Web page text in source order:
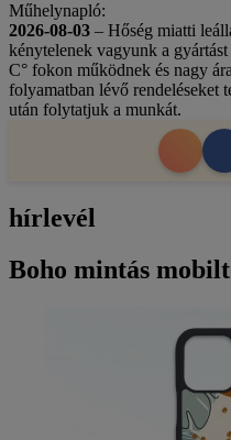
Műhelynapló:
2026-08-03 – Hőség miatti
kénytelenek vagyunk a
C° fokon működnek és nagy
folyamatban lévő rendeléseket
után folytatjuk a munkát.
hírlevél
Boho mintás